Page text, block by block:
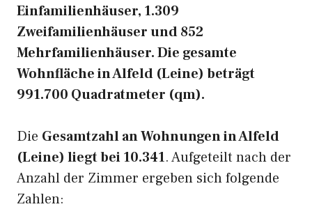
Einfamilienhäuser, 1.309
Zweifamilienhäuser und 852
Mehrfamilienhäuser. Die gesamte
Wohnfläche in Alfeld (Leine) beträgt
991.700 Quadratmeter (qm).
Die Gesamtzahl an Wohnungen in Alfeld
(Leine) liegt bei 10.341. Aufgeteilt nach der
Anzahl der Zimmer ergeben sich folgende
Zahlen: